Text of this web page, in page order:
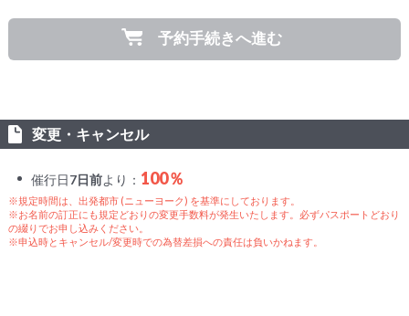
予約手続きへ進む
変更・キャンセル
催行日7日前より： 100％
※規定時間は、出発都市 (ニューヨーク) を基準にしております。
※お名前の訂正にも規定どおりの変更手数料が発生いたします。必ずパスポートどおり
の綴りでお申し込みください。
※申込時とキャンセル/変更時での為替差損への責任は負いかねます。